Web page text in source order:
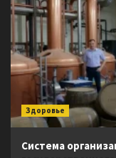
Здоровье
Система